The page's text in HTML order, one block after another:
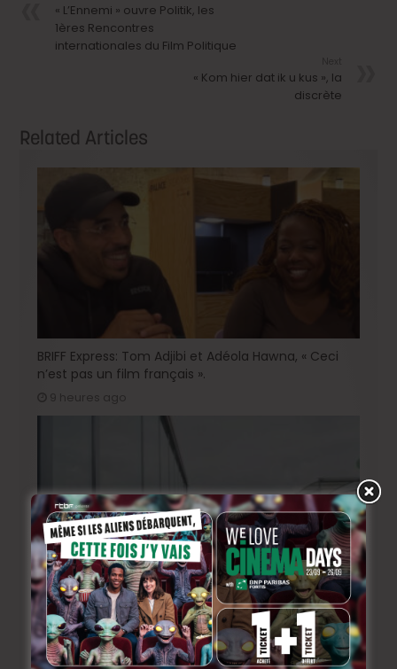
« L’Ennemi » ouvre Politik, les
1ères Rencontres
internationales du Film Politique
« Kom hier dat ik u kus », la
discrète
Related Articles
BRIFF Express: Tom Adjibi et Adéola Hawna, « Ceci
n’est pas un film français ».
9 heures ago
BRIFF 2026: la Compétition belge!
2 jours ago